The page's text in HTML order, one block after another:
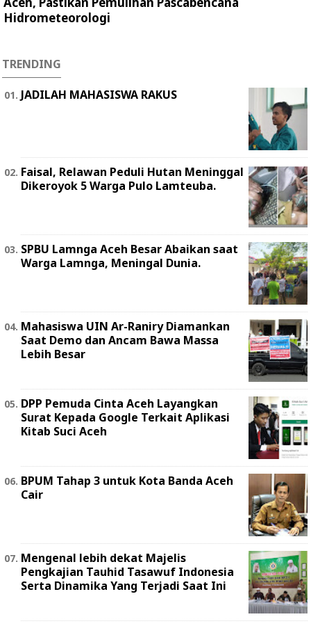
Hidrometeorologi
TRENDING
JADILAH MAHASISWA RAKUS
Faisal, Relawan Peduli Hutan Meninggal
Dikeroyok 5 Warga Pulo Lamteuba.
SPBU Lamnga Aceh Besar Abaikan saat
Warga Lamnga, Meningal Dunia.
Mahasiswa UIN Ar-Raniry Diamankan
Saat Demo dan Ancam Bawa Massa
Lebih Besar
DPP Pemuda Cinta Aceh Layangkan
Surat Kepada Google Terkait Aplikasi
Kitab Suci Aceh
BPUM Tahap 3 untuk Kota Banda Aceh
Cair
Mengenal lebih dekat Majelis
Pengkajian Tauhid Tasawuf Indonesia
Serta Dinamika Yang Terjadi Saat Ini